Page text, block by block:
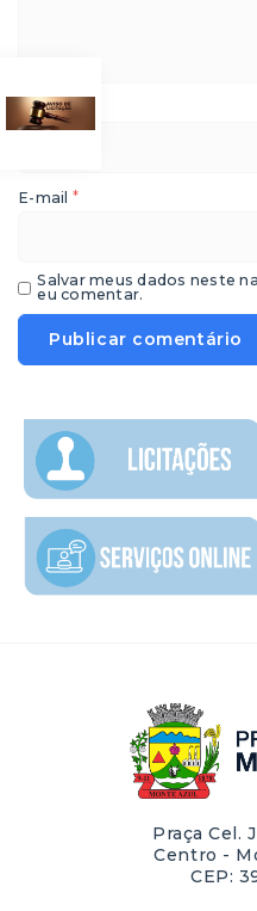
Nome*
E-mail *
Salvar meus dados neste
eu comentar.
Praça Cel.
Centro -
CEP: